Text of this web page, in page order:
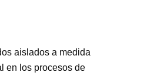
aislados a medida
en los procesos de